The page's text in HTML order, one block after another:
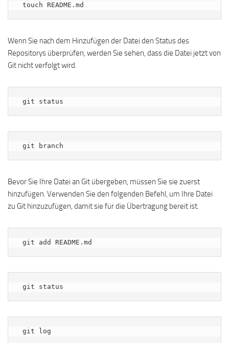
touch README.md
Wenn Sie nach dem Hinzufügen der Datei den Status des
Repositorys überprüfen, werden Sie sehen, dass die Datei jetzt von
Git nicht verfolgt wird.
git status
git branch
Bevor Sie Ihre Datei an Git übergeben, müssen Sie sie zuerst
hinzufügen. Verwenden Sie den folgenden Befehl, um Ihre Datei
zu Git hinzuzufügen, damit sie für die Übertragung bereit ist.
git add README.md
git status
git log